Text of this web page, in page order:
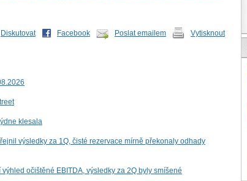
Diskutovat Facebook Poslat emailem Vytisknout
klesala
výsledky za 1Q, čisté rezervace mírně překonaly odhady
očištěné EBITDA, výsledky za 2Q byly smíšené